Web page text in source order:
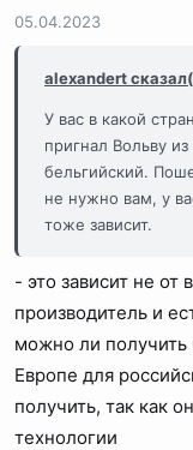
05.04.2023
alexandert
У вас в какой
пригнал Вольву
бельгийский.
не нужно вам, у
тоже зависит.
- это зависит не от
производитель и
можно ли
Европе для
получить, так как
технологии